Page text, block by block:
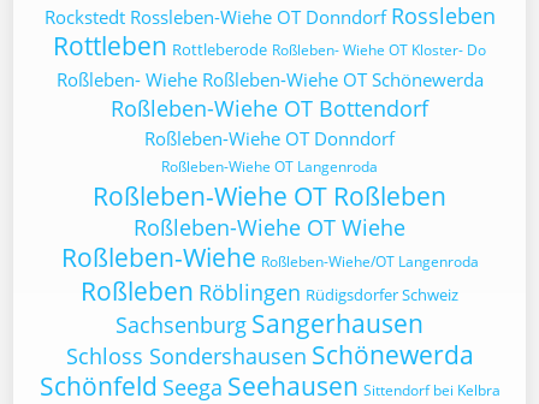
Rockstedt Rossleben-Wiehe OT Donndorf Rossleben
Rottleben Rottleberode Roßleben- Wiehe OT Kloster- Do
Roßleben- Wiehe Roßleben-Wiehe OT Schönewerda
Roßleben-Wiehe OT Bottendorf
Roßleben-Wiehe OT Donndorf
Roßleben-Wiehe OT Langenroda
Roßleben-Wiehe OT Roßleben
Roßleben-Wiehe OT Wiehe
Roßleben-Wiehe Roßleben-Wiehe/OT Langenroda
Roßleben Röblingen Rüdigsdorfer Schweiz
Sachsenburg Sangerhausen
Schloss Sondershausen Schönewerda
Schönfeld Seega Seehausen Sittendorf bei Kelbra